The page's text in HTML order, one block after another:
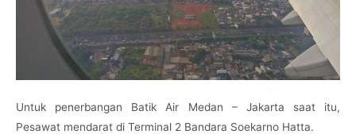
Untuk penerbangan Batik Air Medan – Jakarta saat itu,
Pesawat mendarat di Terminal 2 Bandara Soekarno Hatta.